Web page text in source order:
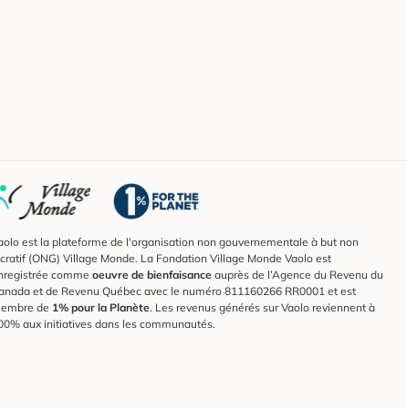
est la plateforme de l'organisation non gouvernementale à but non
(ONG) Village Monde. La Fondation Village Monde Vaolo est
comme oeuvre de bienfaisance auprès de l’Agence du Revenu du
et de Revenu Québec avec le numéro 811160266 RR0001 et est
de 1% pour la Planète. Les revenus générés sur Vaolo reviennent à
aux initiatives dans les communautés.